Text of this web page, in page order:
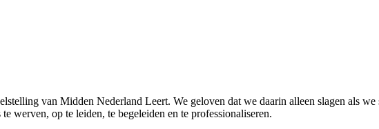
van Midden Nederland Leert. We geloven dat we daarin alleen slagen als
werven, op te leiden, te begeleiden en te professionaliseren.